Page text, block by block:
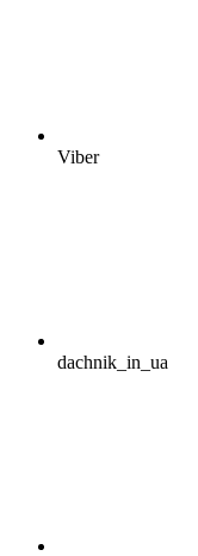
Viber
dachnik_in_ua